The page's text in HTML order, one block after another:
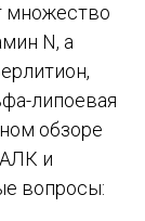
множество
N, а
липоевая
обзоре
и
вопросы: